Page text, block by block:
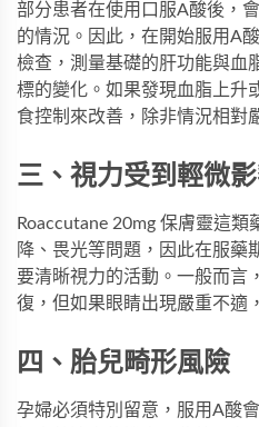
部分患者在使用口服A酸後，
的情況。因此，在開始服用A
檢查，測量基礎的肝功能與血
標的變化。如果發現血脂上升
食控制來改善，除非情況相對
三、視力受到輕微
Roaccutane 20mg 保膚靈這
降、畏光等問題，因此在服藥
要清晰視力的活動。一般而言
復，但如果眼睛出現嚴重不適
四、胎兒畸形風險
孕婦必須特別留意，服用A酸